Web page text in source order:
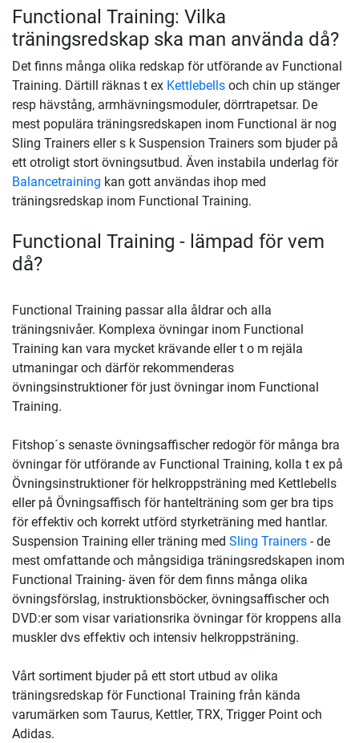
Functional Training: Vilka
träningsredskap ska man använda då?
Det finns många olika redskap för utförande av Functional
Training. Därtill räknas t ex Kettlebells och chin up stänger
resp hävstång, armhävningsmoduler, dörrtrapetsar. De
mest populära träningsredskapen inom Functional är nog
Sling Trainers eller s k Suspension Trainers som bjuder på
ett otroligt stort övningsutbud. Även instabila underlag för
Balancetraining kan gott användas ihop med
träningsredskap inom Functional Training.
Functional Training - lämpad för vem
då?
Functional Training passar alla åldrar och alla
träningsnivåer. Komplexa övningar inom Functional
Training kan vara mycket krävande eller t o m rejäla
utmaningar och därför rekommenderas
övningsinstruktioner för just övningar inom Functional
Training.
Fitshop´s senaste övningsaffischer redogör för många bra
övningar för utförande av Functional Training, kolla t ex på
Övningsinstruktioner för helkroppsträning med Kettlebells
eller på Övningsaffisch för hantelträning som ger bra tips
för effektiv och korrekt utförd styrketräning med hantlar.
Suspension Training eller träning med Sling Trainers - de
mest omfattande och mångsidiga träningsredskapen inom
Functional Training- även för dem finns många olika
övningsförslag, instruktionsböcker, övningsaffischer och
DVD:er som visar variationsrika övningar för kroppens alla
muskler dvs effektiv och intensiv helkroppsträning.
Vårt sortiment bjuder på ett stort utbud av olika
träningsredskap för Functional Training från kända
varumärken som Taurus, Kettler, TRX, Trigger Point och
Adidas.